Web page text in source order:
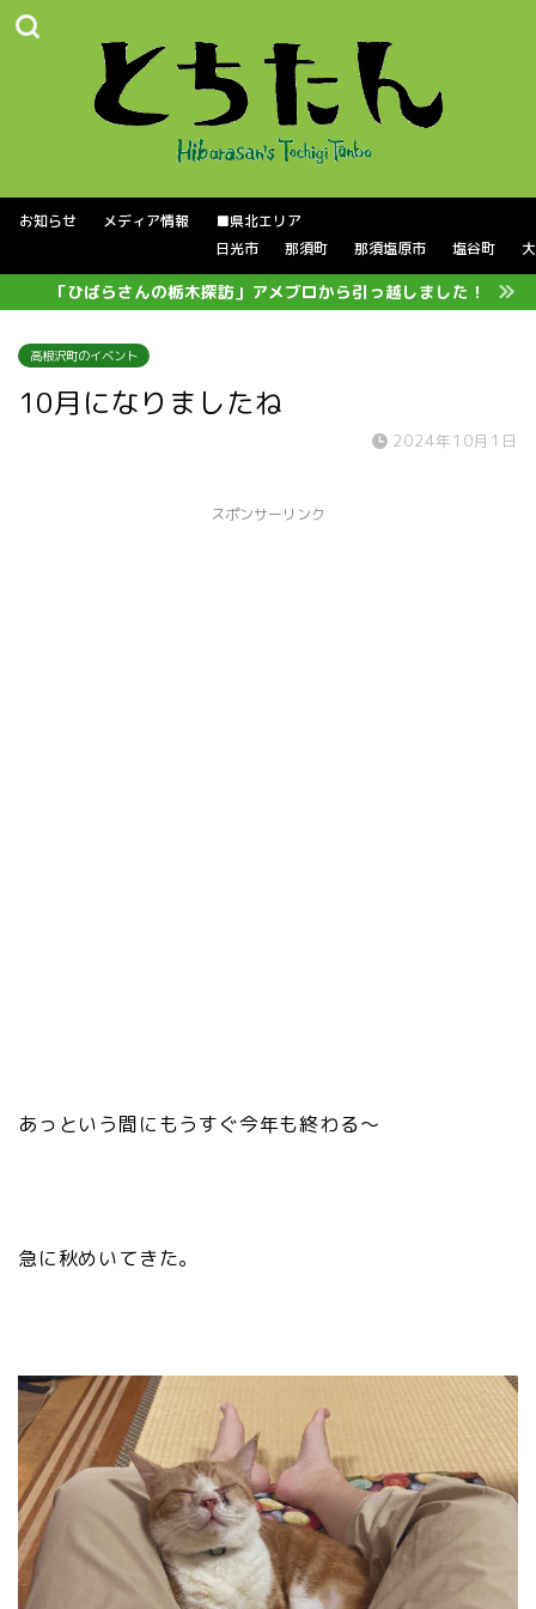
お知らせ メディア情報
■県北エリア
日光市
那須町 那須塩原市 塩谷町
「ひばらさんの栃木探訪」アメブロから引っ越しました！
高根沢町のイベント
10月になりましたね
2024年10月1日
スポンサーリンク
あっという間にもうすぐ今年も終わる〜
急に秋めいてきた。